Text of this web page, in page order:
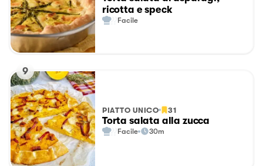
ricotta e speck
Facile
9
PIATTO UNICO 31
Torta salata alla zucca
Facile 30m